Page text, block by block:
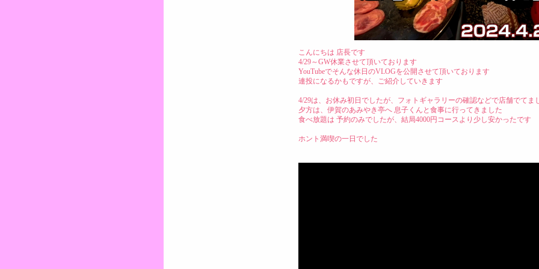
こんにちは 店長です
4/29～GW休業させて頂いております
YouTubeでそんな休日のVLOGを公開させて頂いております
連投になるかもですが、ご紹介していきます
4/29は、お休み初日でしたが、フォトギャラリーの確認などで店舗でてま
夕方は、伊賀のあみやき亭へ 息子くんと食事に行ってきました
食べ放題は 予約のみでしたが、結局4000円コースより少し安かったです
ホント満喫の一日でした